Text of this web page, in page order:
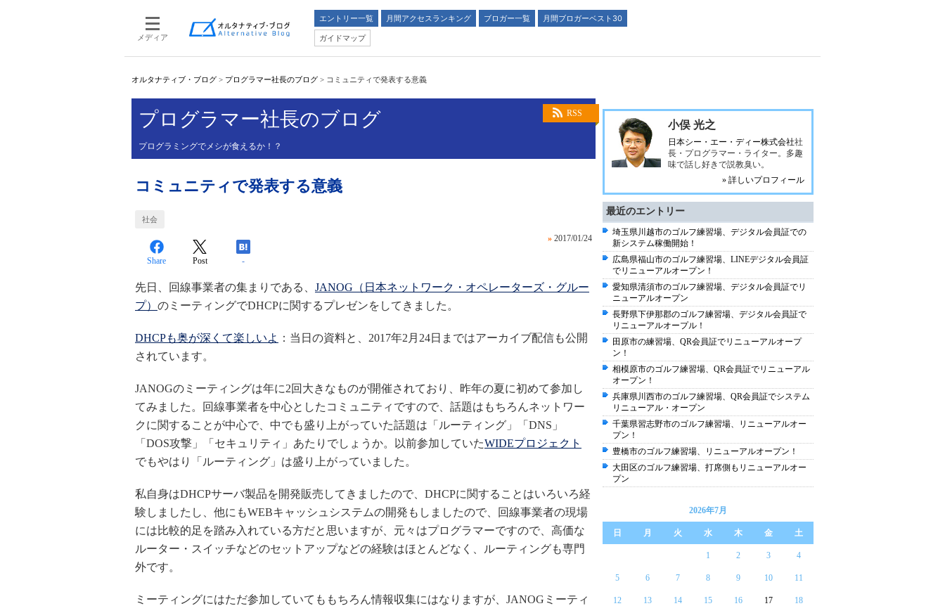
メディア
エントリー一覧 月間アクセスランキング ブロガー一覧
月間ブロガーベスト30
ガイドマップ
オルタナティブ・ブログ > プログラマー社長のブログ > コミュニティで発表する意義
RSS
プログラマー社長のブログ
プログラミングでメシが食えるか！？
コミュニティで発表する意義
社会
» 2017/01/24
Share Post -
先日、回線事業者の集まりである、 JANOG（日本ネットワーク・オペレーターズ・グルー
プ） のミーティングでDHCPに関するプレゼンをしてきました。
DHCPも奥が深くて楽しいよ ：当日の資料と、2017年2月24日まではアーカイブ配信も公開
されています。
JANOGのミーティングは年に2回大きなものが開催されており、昨年の夏に初めて参加し
てみました。回線事業者を中心としたコミュニティですので、話題はもちろんネットワー
クに関することが中心で、中でも盛り上がっていた話題は「ルーティング」「DNS」
「DOS攻撃」「セキュリティ」あたりでしょうか。以前参加していたWIDEプロジェクト
でもやはり「ルーティング」は盛り上がっていました。
私自身はDHCPサーバ製品を開発販売してきましたので、DHCPに関することはいろいろ経
験しましたし、他にもWEBキャッシュシステムの開発もしましたので、回線事業者の現場
には比較的足を踏み入れている方だと思いますが、元々はプログラマーですので、高価な
ルーター・スイッチなどのセットアップなどの経験はほとんどなく、ルーティングも専門
外です。
ミーティングにはただ参加していてももちろん情報収集にはなりますが、JANOGミーティ
小俣 光之
日本シー・エー・ディー株式会社社
長・プログラマー・ライター。多趣
味で話し好きで説教臭い。
» 詳しいプロフィール
最近のエントリー
埼玉県川越市のゴルフ練習場、デジタル会員証での
新システム稼働開始！
広島県福山市のゴルフ練習場、LINEデジタル会員証
でリニューアルオープン！
愛知県清須市のゴルフ練習場、デジタル会員証でリ
ニューアルオープン
長野県下伊那郡のゴルフ練習場、デジタル会員証で
リニューアルオープル！
田原市の練習場、QR会員証でリニューアルオープ
ン！
相模原市のゴルフ練習場、QR会員証でリニューアル
オープン！
兵庫県川西市のゴルフ練習場、QR会員証でシステム
リニューアル・オープン
千葉県習志野市のゴルフ練習場、リニューアルオー
プン！
豊橋市のゴルフ練習場、リニューアルオープン！
大田区のゴルフ練習場、打席側もリニューアルオー
プン
2026年7月
日 月 火 水 木 金 土
1 2 3 4
5 6 7 8 9 10 11
12 13 14 15 16 17 18